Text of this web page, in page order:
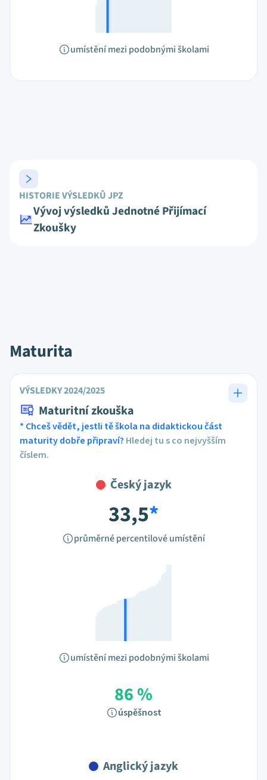
umístění mezi podobnými školami
HISTORIE VÝSLEDKŮ JPZ
Vývoj výsledků Jednotné Přijímací
Zkoušky
Maturita
VÝSLEDKY 2024/2025
Maturitní zkouška
* Chceš vědět, jestli tě škola na didaktickou část
maturity dobře připraví? Hledej tu s co nejvyšším
číslem.
Český jazyk
33,5*
průměrné percentilové umístění
umístění mezi podobnými školami
86 %
úspěšnost
Anglický jazyk